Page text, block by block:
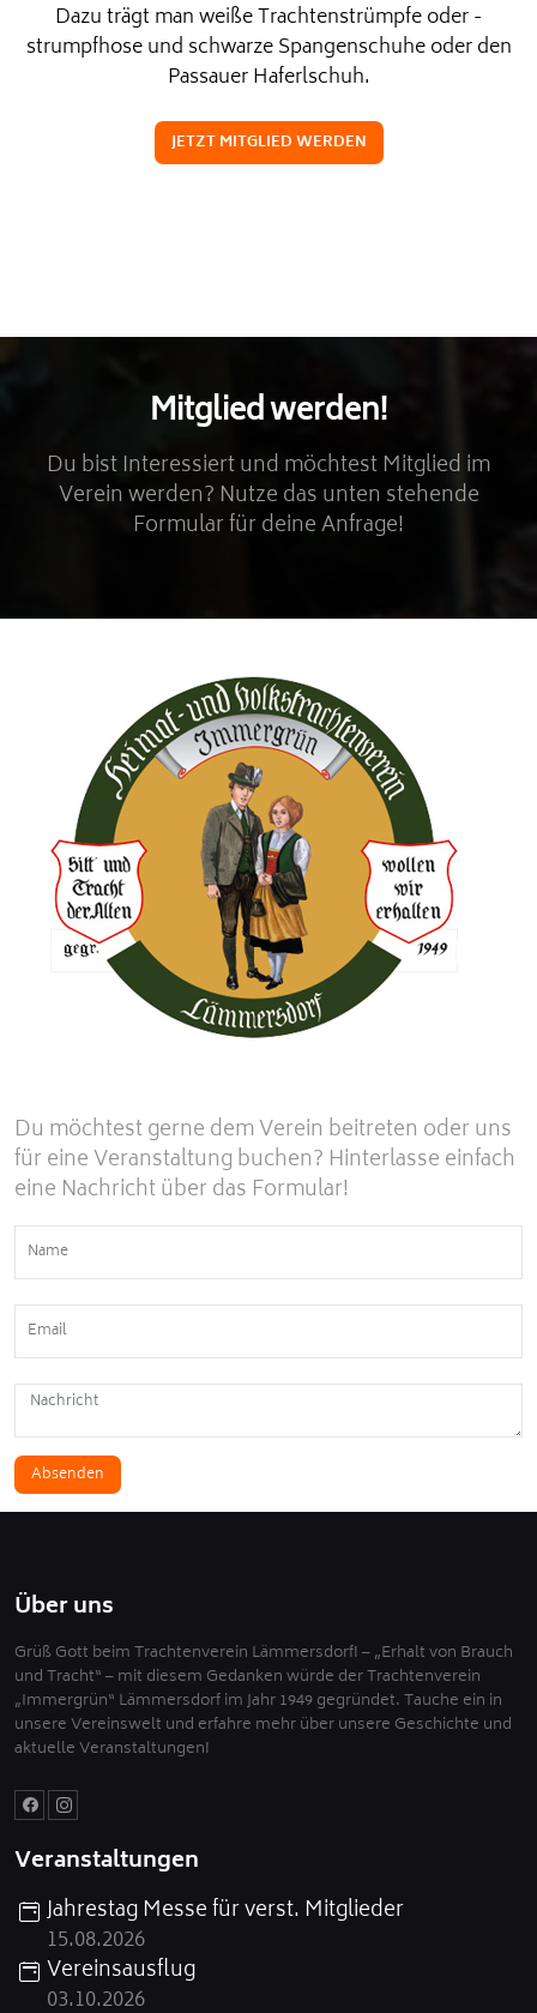
Dazu trägt man weiße Trachtenstrümpfe oder -
strumpfhose und schwarze Spangenschuhe oder den
Passauer Haferlschuh.
JETZT MITGLIED WERDEN
Mitglied werden!
Du bist Interessiert und möchtest Mitglied im
Verein werden? Nutze das unten stehende
Formular für deine Anfrage!
Du möchtest gerne dem Verein beitreten oder uns
für eine Veranstaltung buchen? Hinterlasse einfach
eine Nachricht über das Formular!
Absenden
Über uns
Grüß Gott beim Trachtenverein Lämmersdorf! – „Erhalt von Brauch
und Tracht“ – mit diesem Gedanken würde der Trachtenverein
„Immergrün“ Lämmersdorf im Jahr 1949 gegründet. Tauche ein in
unsere Vereinswelt und erfahre mehr über unsere Geschichte und
aktuelle Veranstaltungen!
Veranstaltungen
Jahrestag Messe für verst. Mitglieder
15.08.2026
Vereinsausflug
03.10.2026